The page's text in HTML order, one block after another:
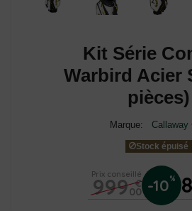
Kit Série
Warbird Acier
pièces)
Marque: Callaway
Stock épuisé
Prix conseillé
999 €
00 -10%